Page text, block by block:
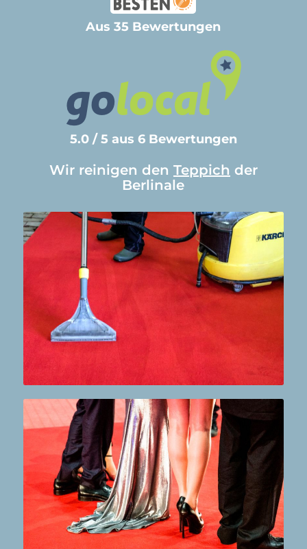
Aus 35 Bewertungen
5.0 / 5 aus 6 Bewertungen
Wir reinigen den Teppich der
Berlinale